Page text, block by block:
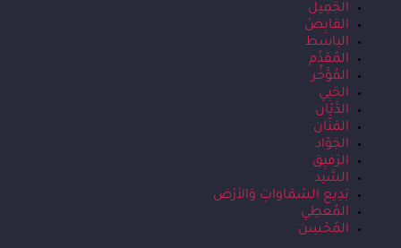
الجَمِيل
القابِضْ
الباسط
المُقدِّم
المُؤَخِّر
الحَيِي
الدَّيّان
المَنّان
الجَوّاد
الرَفيِق
السَّيد
بَدِيع السّمَاواتِ وَالأرْض
المُعطِي
المُحْسِن